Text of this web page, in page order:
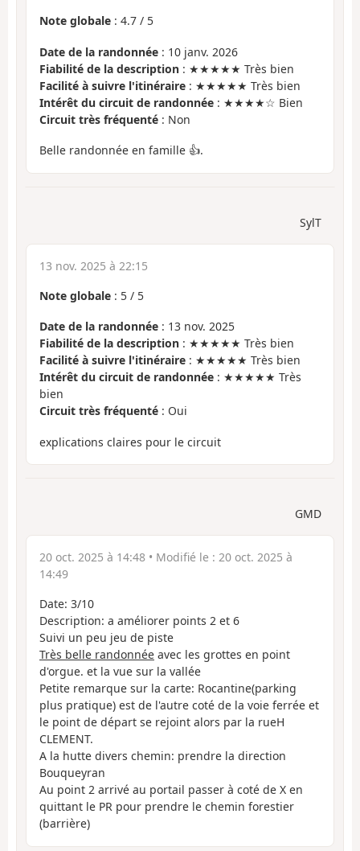
Note globale : 4.7 / 5
Date de la randonnée : 10 janv. 2026
Fiabilité de la description : ★★★★★ Très bien
Facilité à suivre l'itinéraire : ★★★★★ Très bien
Intérêt du circuit de randonnée : ★★★★☆ Bien
Circuit très fréquenté : Non
Belle randonnée en famille 👍.
SylT
13 nov. 2025 à 22:15
Note globale : 5 / 5
Date de la randonnée : 13 nov. 2025
Fiabilité de la description : ★★★★★ Très bien
Facilité à suivre l'itinéraire : ★★★★★ Très bien
Intérêt du circuit de randonnée : ★★★★★ Très
bien
Circuit très fréquenté : Oui
explications claires pour le circuit
GMD
20 oct. 2025 à 14:48 • Modifié le : 20 oct. 2025 à
14:49
Date: 3/10
Description: a améliorer points 2 et 6
Suivi un peu jeu de piste
Très belle randonnée avec les grottes en point
d'orgue. et la vue sur la vallée
Petite remarque sur la carte: Rocantine(parking
plus pratique) est de l'autre coté de la voie ferrée et
le point de départ se rejoint alors par la rueH
CLEMENT.
A la hutte divers chemin: prendre la direction
Bouqueyran
Au point 2 arrivé au portail passer à coté de X en
quittant le PR pour prendre le chemin forestier
(barrière)